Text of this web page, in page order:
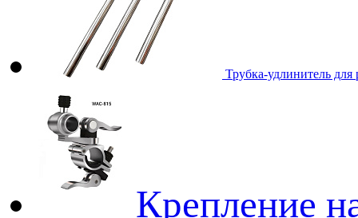
Трубка-удлинитель
Крепление